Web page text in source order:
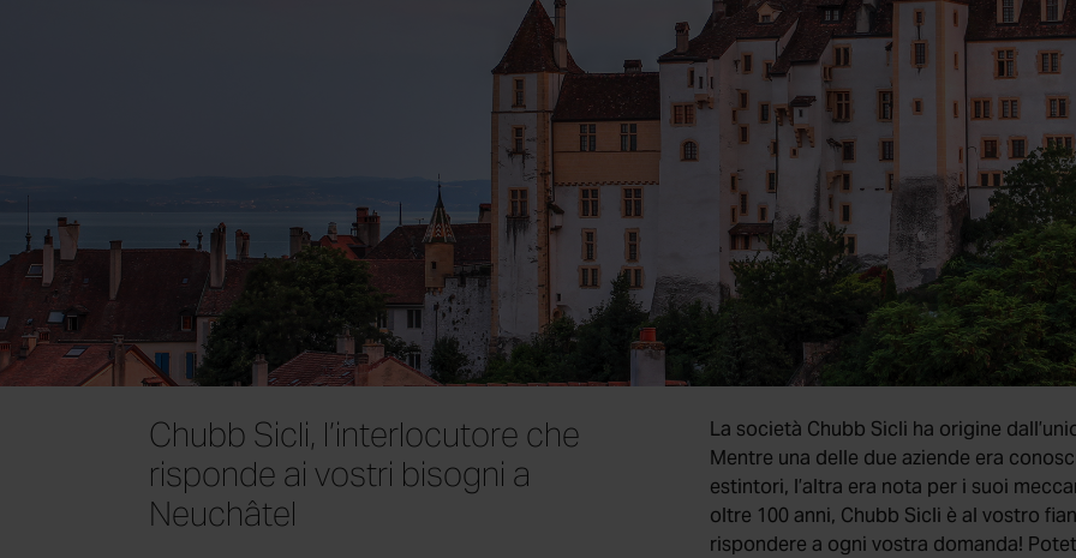
Chubb Sicli, l’interlocutore che
risponde ai vostri bisogni a
Neuchâtel
La società Chubb Sicli ha origine
Mentre una delle due aziende era
estintori, l’altra era nota per i suoi
oltre 100 anni, Chubb Sicli è al vostro
rispondere a ogni vostra domanda!